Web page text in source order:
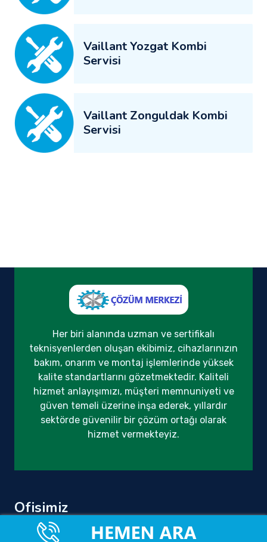
Vaillant Yozgat Kombi
Servisi
Vaillant Zonguldak Kombi
Servisi
Her biri alanında uzman ve sertifikalı
teknisyenlerden oluşan ekibimiz, cihazlarınızın
bakım, onarım ve montaj işlemlerinde yüksek
kalite standartlarını gözetmektedir. Kaliteli
hizmet anlayışımızı, müşteri memnuniyeti ve
güven temeli üzerine inşa ederek, yıllardır
sektörde güvenilir bir çözüm ortağı olarak
hizmet vermekteyiz.
Ofisimiz